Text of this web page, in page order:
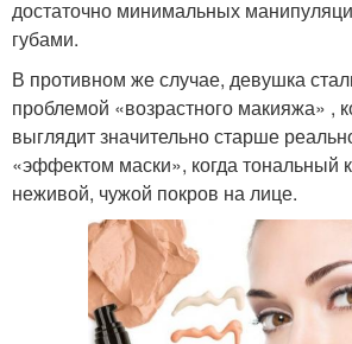
достаточно минимальных
губами.
В противном же случае, девушка
проблемой «возрастного макияжа» ,
выглядит значительно старше
«эффектом маски», когда тональный
неживой, чужой покров на лице.